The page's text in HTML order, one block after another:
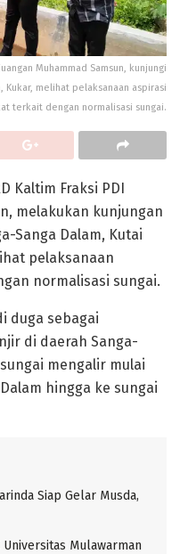
Muhammad Samsun, kunjungi
Kukar, melihat pelaksanaan aspirasi
terkait dengan normalisasi sungai.
Kaltim Fraksi PDI
melakukan kunjungan
Sanga Dalam, Kutai
pelaksanaan
normalisasi sungai.
duga sebagai
di daerah Sanga-
mengalir mulai
hingga ke sungai
Siap Gelar Musda,
Mulawarman